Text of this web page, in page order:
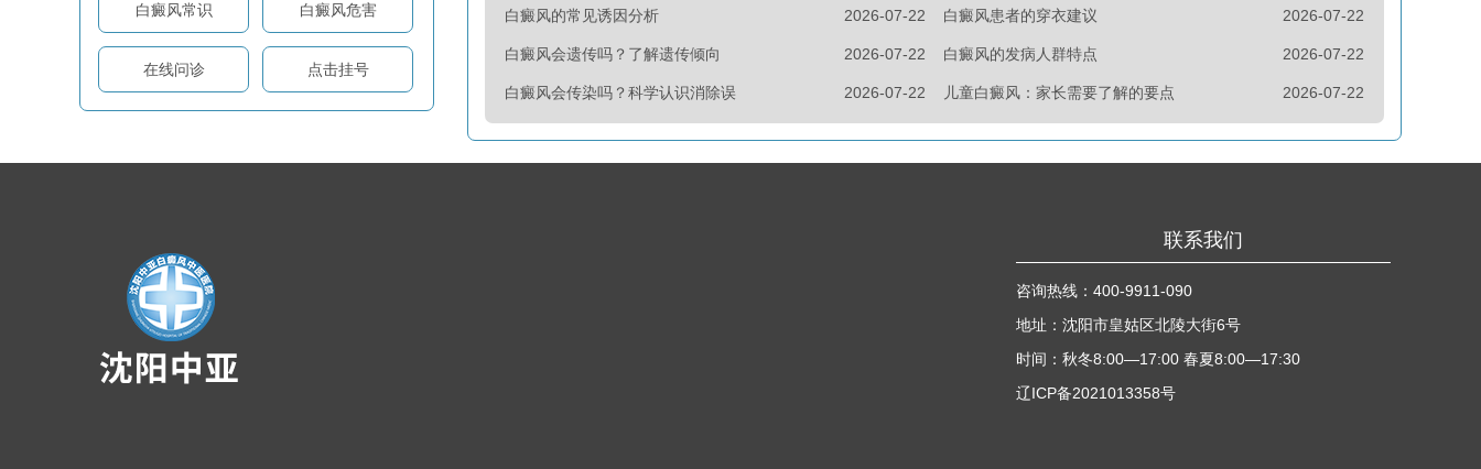
白癜风常识 白癜风危害
在线问诊 点击挂号
2026-07-22
白癜风的常见诱因分析 2026-07-22
白癜风患者的穿衣建议
2026-07-22
白癜风会遗传吗？了解遗传倾向 2026-07-22
白癜风的发病人群特点
2026-07-22
白癜风会传染吗？科学认识消除误 2026-07-22
儿童白癜风：家长需要了解的要点
联系我们
咨询热线： 400-9911-090
地址：沈阳市皇姑区北陵大街6号
时间：秋冬8:00—17:00 春夏8:00—17:30
辽ICP备2021013358号